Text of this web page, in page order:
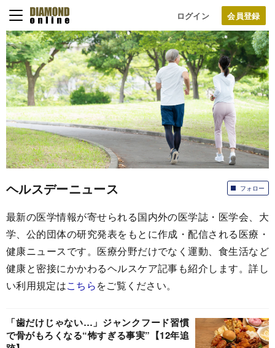
ログイン
フォロー
ヘルスデーニュース
最新の医学情報が寄せられる国内外の医学誌・医学会、大
学、公的団体の研究発表をもとに作成・配信される医療・
健康ニュースです。医療分野だけでなく運動、食生活など
健康と密接にかかわるヘルスケア記事も紹介します。詳し
い利用規定はこちらをご覧ください。
「歯だけじゃない…」ジャンクフード習慣
で骨がもろくなる“怖すぎる事実”【12年追